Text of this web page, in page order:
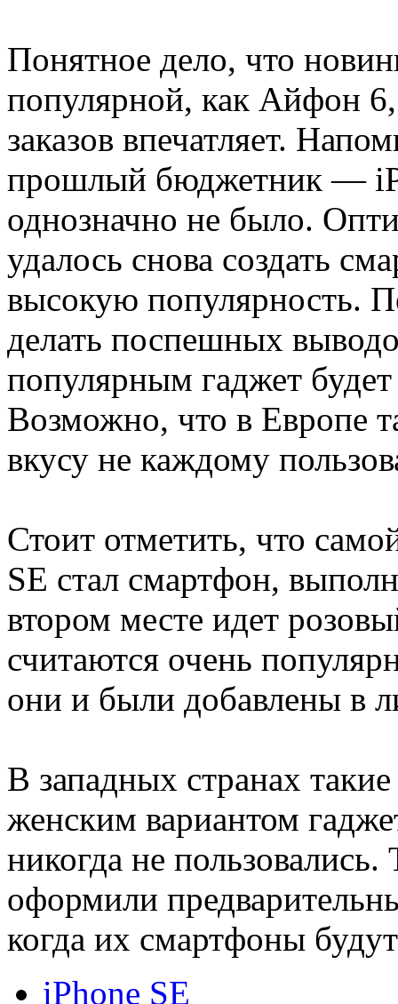
Понятное дело, что
популярной, как Айфон 6,
заказов впечатляет.
прошлый бюджетник —
однозначно не было.
удалось снова создать
высокую популярность.
делать поспешных
популярным гаджет
Возможно, что в Европе
вкусу не каждому
Стоит отметить, что
SE стал смартфон,
втором месте идет
считаются очень
они и были добавлены в
В западных странах такие
женским вариантом
никогда не
оформили
когда их смартфоны
iPhone SE